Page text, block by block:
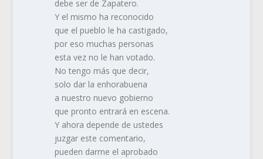
debe ser de Zapatero.
Y el mismo ha reconocido
que el pueblo le ha castigado,
por eso muchas personas
esta vez no le han votado.
No tengo más que decir,
solo dar la enhorabuena
a nuestro nuevo gobierno
que pronto entrará en escena.
Y ahora depende de ustedes
juzgar este comentario,
pueden darme el aprobado